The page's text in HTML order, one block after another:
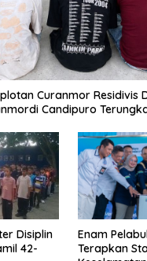
Curanmor Residivis
Candipuro
Disiplin
42-
Enam
Terapkan